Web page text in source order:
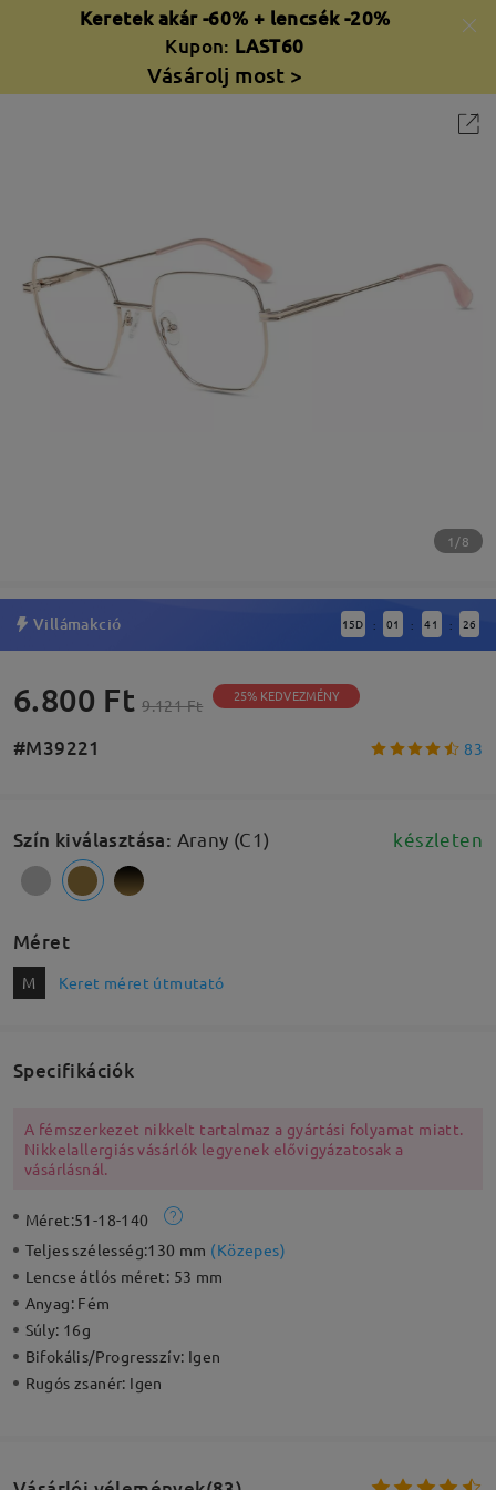
Keretek akár -60% + lencsék -20%
Kupon: LAST60
Vásárolj most >
1/8
Villámakció 15D : 01 : 41 : 25
6.800 Ft 9.121 Ft 25% KEDVEZMÉNY
#M39221 83
Szín kiválasztása: Arany (C1) készleten
Méret
M Keret méret útmutató
Specifikációk
A fémszerkezet nikkelt tartalmaz a gyártási folyamat miatt.
Nikkelallergiás vásárlók legyenek elővigyázatosak a
vásárlásnál.
Méret:51-18-140
Teljes szélesség:130 mm (Közepes)
Lencse átlós méret: 53 mm
Anyag: Fém
Súly: 16g
Bifokális/Progresszív: Igen
Rugós zsanér: Igen